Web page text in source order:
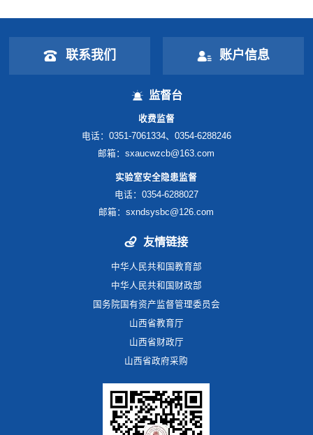
联系我们 账户信息
监督台
收费监督
电话：0351-7061334、0354-6288246
邮箱：sxaucwzcb@163.com
实验室安全隐患监督
电话：0354-6288027
邮箱：sxndsysbc@126.com
友情链接
中华人民共和国教育部
中华人民共和国财政部
国务院国有资产监督管理委员会
山西省教育厅
山西省财政厅
山西省政府采购